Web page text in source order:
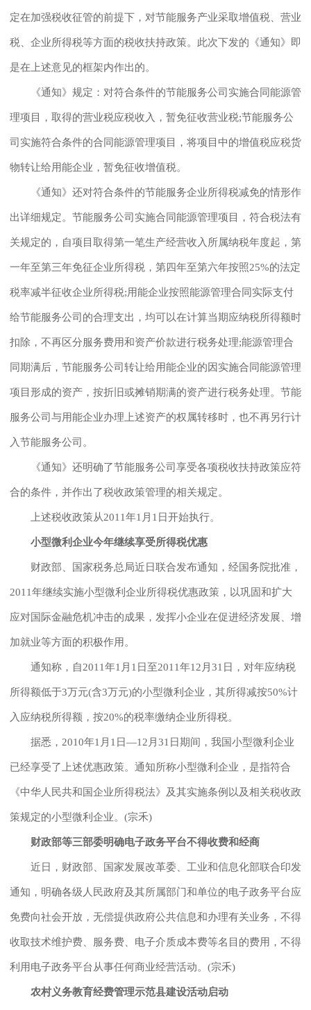
定在加强税收征管的前提下，对节能服务产业采取增值税、营业
税、企业所得税等方面的税收扶持政策。此次下发的《通知》即
是在上述意见的框架内作出的。
《通知》规定：对符合条件的节能服务公司实施合同能源管
理项目，取得的营业税应税收入，暂免征收营业税;节能服务公
司实施符合条件的合同能源管理项目，将项目中的增值税应税货
物转让给用能企业，暂免征收增值税。
《通知》还对符合条件的节能服务企业所得税减免的情形作
出详细规定。节能服务公司实施合同能源管理项目，符合税法有
关规定的，自项目取得第一笔生产经营收入所属纳税年度起，第
一年至第三年免征企业所得税，第四年至第六年按照25%的法定
税率减半征收企业所得税;用能企业按照能源管理合同实际支付
给节能服务公司的合理支出，均可以在计算当期应纳税所得额时
扣除，不再区分服务费用和资产价款进行税务处理;能源管理合
同期满后，节能服务公司转让给用能企业的因实施合同能源管理
项目形成的资产，按折旧或摊销期满的资产进行税务处理。节能
服务公司与用能企业办理上述资产的权属转移时，也不再另行计
入节能服务公司。
《通知》还明确了节能服务公司享受各项税收扶持政策应符
合的条件，并作出了税收政策管理的相关规定。
上述税收政策从2011年1月1日开始执行。
小型微利企业今年继续享受所得税优惠
财政部、国家税务总局近日联合发布通知，经国务院批准，
2011年继续实施小型微利企业所得税优惠政策，以巩固和扩大
应对国际金融危机冲击的成果，发挥小企业在促进经济发展、增
加就业等方面的积极作用。
通知称，自2011年1月1日至2011年12月31日，对年应纳税
所得额低于3万元(含3万元)的小型微利企业，其所得减按50%计
入应纳税所得额，按20%的税率缴纳企业所得税。
据悉，2010年1月1日―12月31日期间，我国小型微利企业
已经享受了上述优惠政策。通知所称小型微利企业，是指符合
《中华人民共和国企业所得税法》及其实施条例以及相关税收政
策规定的小型微利企业。(宗禾)
财政部等三部委明确电子政务平台不得收费和经商
近日，财政部、国家发展改革委、工业和信息化部联合印发
通知，明确各级人民政府及其所属部门和单位的电子政务平台应
免费向社会开放，无偿提供政府公共信息和办理有关业务，不得
收取技术维护费、服务费、电子介质成本费等名目的费用，不得
利用电子政务平台从事任何商业经营活动。(宗禾)
农村义务教育经费管理示范县建设活动启动